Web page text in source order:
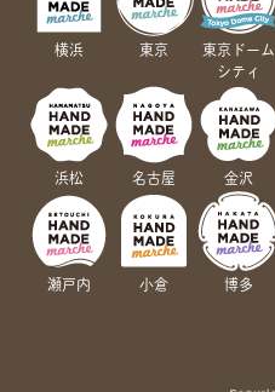
横浜 東京
東京ドーム
シティ
浜松 名古屋 金沢
瀬戸内 小倉 博多